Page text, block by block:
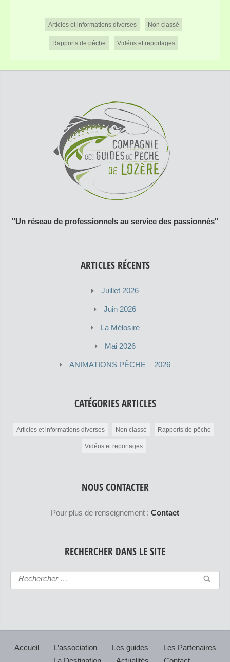
Articles et informations diverses Non classé
Rapports de pêche Vidéos et reportages
"Un réseau de professionnels au service des passionnés"
ARTICLES RÉCENTS
Juillet 2026
Juin 2026
La Mélosire
Mai 2026
ANIMATIONS PÊCHE – 2026
CATÉGORIES ARTICLES
Articles et informations diverses Non classé Rapports de pêche
Vidéos et reportages
NOUS CONTACTER
Pour plus de renseignement : Contact
RECHERCHER DANS LE SITE
Accueil L’association Les guides
Les Partenaires